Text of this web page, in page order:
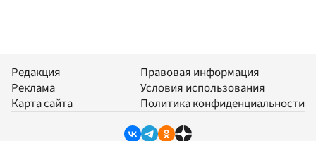
Редакция
Реклама
Карта сайта
Правовая информация
Условия использования
Политика конфиденциальности